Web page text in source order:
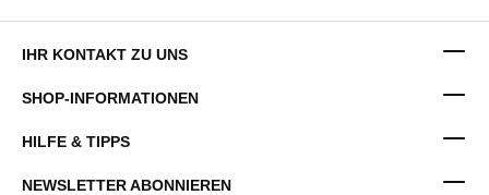
IHR KONTAKT ZU UNS
SHOP-INFORMATIONEN
HILFE & TIPPS
NEWSLETTER ABONNIEREN